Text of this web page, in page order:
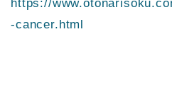
https://
-cancer.html